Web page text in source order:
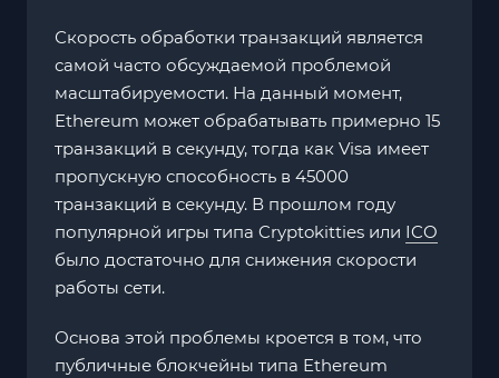
Скорость обработки транзакций является
самой часто обсуждаемой проблемой
масштабируемости. На данный момент,
Ethereum может обрабатывать примерно 15
транзакций в секунду, тогда как Visa имеет
пропускную способность в 45000
транзакций в секунду. В прошлом году
популярной игры типа Cryptokitties или ICO
было достаточно для снижения скорости
работы сети.
Основа этой проблемы кроется в том, что
публичные блокчейны типа Ethereum